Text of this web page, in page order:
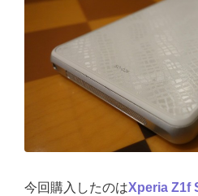
今回購入したのはXperia Z1f